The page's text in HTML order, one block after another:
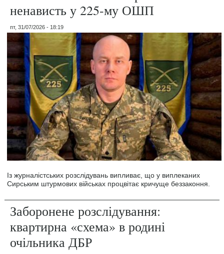
ненависть у 225-му ОШП
пт, 31/07/2026 - 18:19
Із журналістських розслідувань випливає, що у виплеканих
Сирським штурмових військах процвітає кричуще беззаконня.
Заборонене розслідування:
квартирна «схема» в родині
очільника ДБР